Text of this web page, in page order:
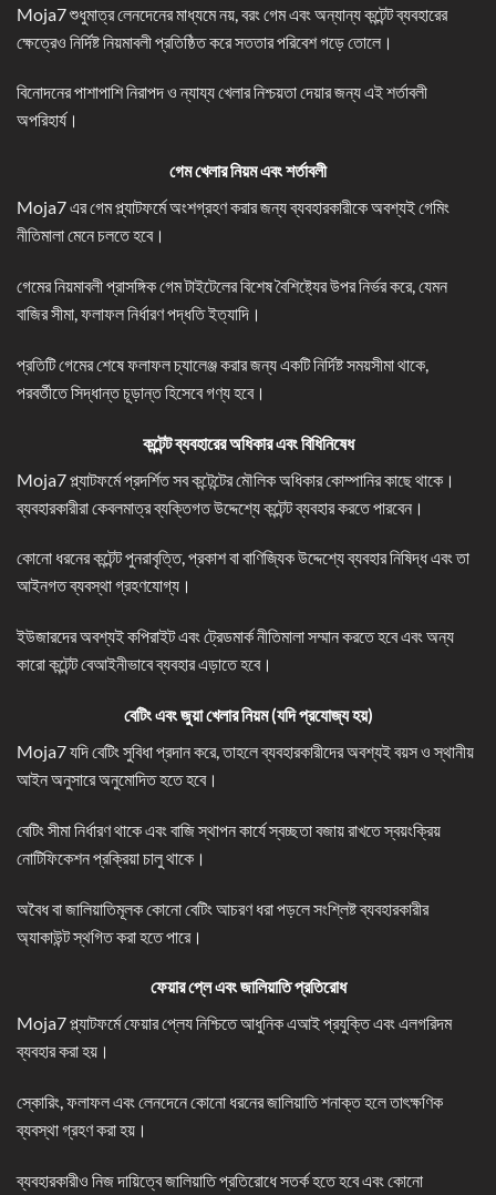
Moja7 শুধুমাত্র লেনদেনের মাধ্যমে নয়, বরং গেম এবং অন্যান্য কন্টেন্ট ব্যবহারের
ক্ষেত্রেও নির্দিষ্ট নিয়মাবলী প্রতিষ্ঠিত করে সততার পরিবেশ গড়ে তোলে।
বিনোদনের পাশাপাশি নিরাপদ ও ন্যায্য খেলার নিশ্চয়তা দেয়ার জন্য এই শর্তাবলী
অপরিহার্য।
গেম খেলার নিয়ম এবং শর্তাবলী
Moja7 এর গেম প্ল্যাটফর্মে অংশগ্রহণ করার জন্য ব্যবহারকারীকে অবশ্যই গেমিং
নীতিমালা মেনে চলতে হবে।
গেমের নিয়মাবলী প্রাসঙ্গিক গেম টাইটেলের বিশেষ বৈশিষ্ট্যের উপর নির্ভর করে, যেমন
বাজির সীমা, ফলাফল নির্ধারণ পদ্ধতি ইত্যাদি।
প্রতিটি গেমের শেষে ফলাফল চ্যালেঞ্জ করার জন্য একটি নির্দিষ্ট সময়সীমা থাকে,
পরবর্তীতে সিদ্ধান্ত চূড়ান্ত হিসেবে গণ্য হবে।
কন্টেন্ট ব্যবহারের অধিকার এবং বিধিনিষেধ
Moja7 প্ল্যাটফর্মে প্রদর্শিত সব কন্টেন্টের মৌলিক অধিকার কোম্পানির কাছে থাকে।
ব্যবহারকারীরা কেবলমাত্র ব্যক্তিগত উদ্দেশ্যে কন্টেন্ট ব্যবহার করতে পারবেন।
কোনো ধরনের কন্টেন্ট পুনরাবৃত্তি, প্রকাশ বা বাণিজ্যিক উদ্দেশ্যে ব্যবহার নিষিদ্ধ এবং তা
আইনগত ব্যবস্থা গ্রহণযোগ্য।
ইউজারদের অবশ্যই কপিরাইট এবং ট্রেডমার্ক নীতিমালা সম্মান করতে হবে এবং অন্য
কারো কন্টেন্ট বেআইনীভাবে ব্যবহার এড়াতে হবে।
বেটিং এবং জুয়া খেলার নিয়ম (যদি প্রযোজ্য হয়)
Moja7 যদি বেটিং সুবিধা প্রদান করে, তাহলে ব্যবহারকারীদের অবশ্যই বয়স ও স্থানীয়
আইন অনুসারে অনুমোদিত হতে হবে।
বেটিং সীমা নির্ধারণ থাকে এবং বাজি স্থাপন কার্যে স্বচ্ছতা বজায় রাখতে স্বয়ংক্রিয়
নোটিফিকেশন প্রক্রিয়া চালু থাকে।
অবৈধ বা জালিয়াতিমূলক কোনো বেটিং আচরণ ধরা পড়লে সংশ্লিষ্ট ব্যবহারকারীর
অ্যাকাউন্ট স্থগিত করা হতে পারে।
ফেয়ার প্লে এবং জালিয়াতি প্রতিরোধ
Moja7 প্ল্যাটফর্মে ফেয়ার প্লেয নিশ্চিতে আধুনিক এআই প্রযুক্তি এবং এলগরিদম
ব্যবহার করা হয়।
স্কোরিং, ফলাফল এবং লেনদেনে কোনো ধরনের জালিয়াতি শনাক্ত হলে তাৎক্ষণিক
ব্যবস্থা গ্রহণ করা হয়।
ব্যবহারকারীও নিজ দায়িত্বে জালিয়াতি প্রতিরোধে সতর্ক হতে হবে এবং কোনো